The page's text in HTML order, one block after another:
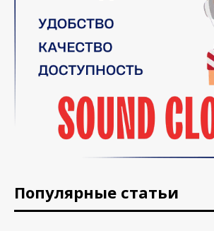
Популярные статьи